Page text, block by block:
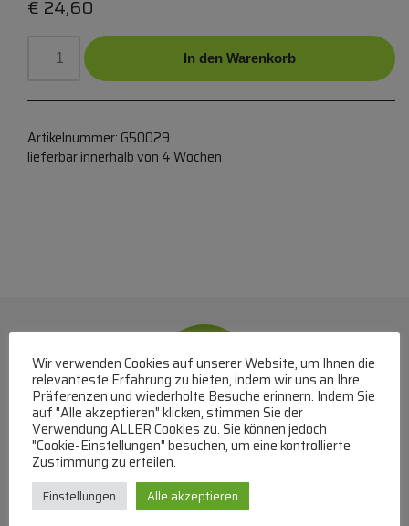
€ 24,60
In den Warenkorb
Artikelnummer: G50029
lieferbar innerhalb von 4 Wochen
WhatsApp
Mit WhatsApp Kontakt mit dem Service Team
aufnehmen
Wir verwenden Cookies auf unserer Website, um Ihnen die
relevanteste Erfahrung zu bieten, indem wir uns an Ihre
Präferenzen und wiederholte Besuche erinnern. Indem Sie
auf "Alle akzeptieren" klicken, stimmen Sie der
Verwendung ALLER Cookies zu. Sie können jedoch
"Cookie-Einstellungen" besuchen, um eine kontrollierte
Zustimmung zu erteilen.
Einstellungen Alle akzeptieren